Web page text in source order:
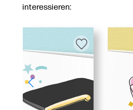
interessieren: